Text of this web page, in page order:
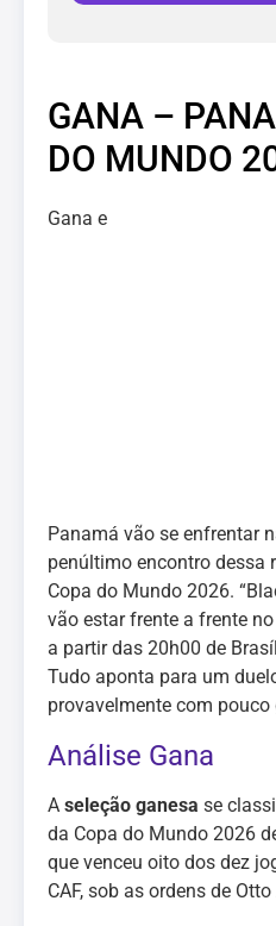
GANA –
DO MUNDO
Gana e
Panamá vão se enfrentar
penúltimo encontro dessa
Copa do Mundo 2026.
vão estar frente a frente
a partir das 20h00 de
Tudo aponta para um
provavelmente com pouco
Análise Gana
A seleção ganesa se
da Copa do Mundo 2026
que venceu oito dos dez
CAF, sob as ordens de